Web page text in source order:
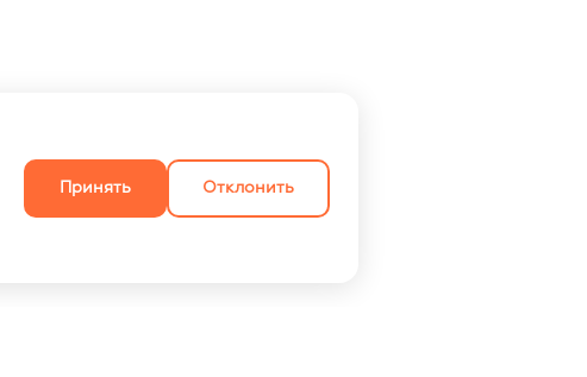
Принять Отклонить